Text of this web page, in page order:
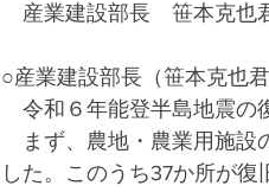
産業建設部長　笹本克也
○産業建設部長（笹本克也君
令和６年能登半島地震の
まず、農地・農業用施設
した。このうち37か所が